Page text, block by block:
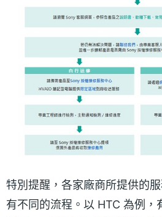
特別提醒，各家廠商所提供的
有不同的流程。以 HTC 為例，